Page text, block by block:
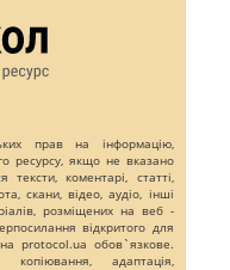
прав на інформацію,
ресурсу, якщо не вказано
коментарі, статті,
скани, відео, аудіо, інші
розміщених на веб -
відкритого для
protocol.ua обов`язкове.
копіювання, адаптація,